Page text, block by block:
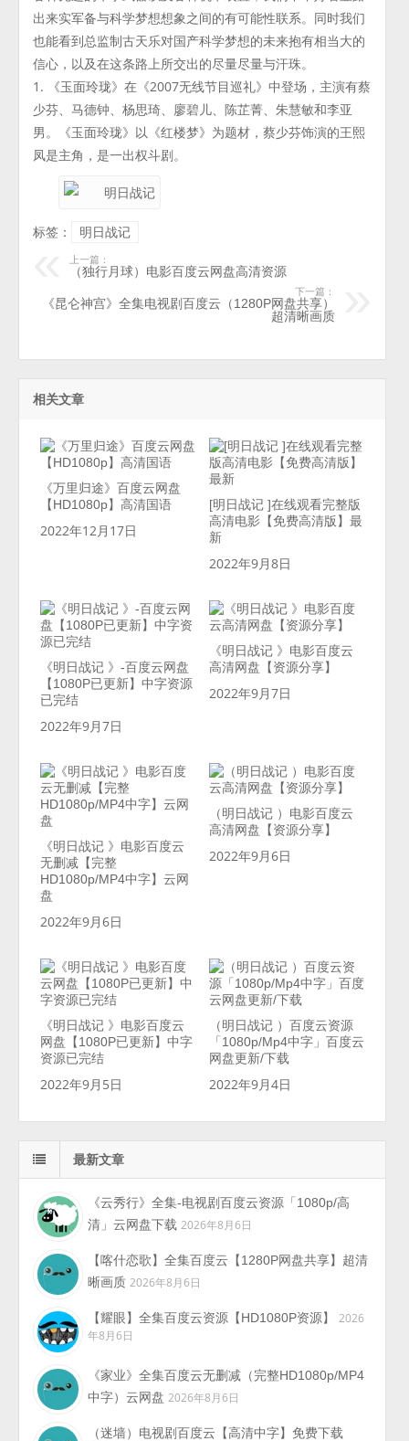
出来实军备与科学梦想想象之间的有可能性联系。同时我们
也能看到总监制古天乐对国产科学梦想的未来抱有相当大的
信心，以及在这条路上所交出的尽量尽量与汗珠。
1. 《玉面玲珑》在《2007无线节目巡礼》中登场，主演有蔡
少芬、马德钟、杨思琦、廖碧儿、陈芷菁、朱慧敏和李亚
男。《玉面玲珑》以《红楼梦》为题材，蔡少芬饰演的王熙
凤是主角，是一出权斗剧。
标签： 明日战记
上一篇：
（独行月球）电影百度云网盘高清资源
下一篇：
《昆仑神宫》全集电视剧百度云（1280P网盘共享）
超清晰画质
相关文章
《万里归途》百度云网盘
【HD1080p】高清国语
2022年12月17日
[明日战记 ]在线观看完整版
高清电影【免费高清版】最
新
2022年9月8日
《明日战记 》-百度云网盘
【1080P已更新】中字资源
已完结
2022年9月7日
《明日战记 》电影百度云
高清网盘【资源分享】
2022年9月7日
《明日战记 》电影百度云
无删减【完整
HD1080p/MP4中字】云网
盘
2022年9月6日
（明日战记 ）电影百度云
高清网盘【资源分享】
2022年9月6日
《明日战记 》电影百度云
网盘【1080P已更新】中字
资源已完结
2022年9月5日
（明日战记 ）百度云资源
「1080p/Mp4中字」百度云
网盘更新/下载
2022年9月4日
最新文章
《云秀行》全集-电视剧百度云资源「1080p/高
清」云网盘下载 2026年8月6日
【喀什恋歌】全集百度云【1280P网盘共享】超清
晰画质 2026年8月6日
【耀眼】全集百度云资源【HD1080P资源】
2026
年8月6日
《家业》全集百度云无删减（完整HD1080p/MP4
中字）云网盘 2026年8月6日
（迷墙）电视剧百度云【高清中字】免费下载